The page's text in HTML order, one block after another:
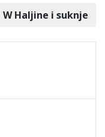
W Haljine i suknje